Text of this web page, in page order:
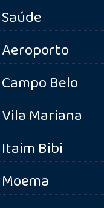
Saúde
Aeroporto
Campo Belo
Vila Mariana
Itaim Bibi
Moema